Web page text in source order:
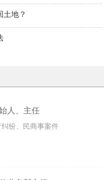
土地？
屋拆迁
商铺拆迁
人、主任
纷、民商事案件